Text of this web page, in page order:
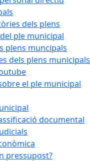
dels plens
ple municipal
plens muncipals
dels plens municipals
el ple municipal
documental
pressupost?